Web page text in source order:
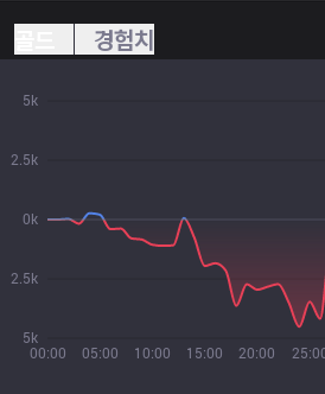
경험치
00:00 05:00 10:00 15:00 20:00
5k
2.5k
0k
2.5k
5k